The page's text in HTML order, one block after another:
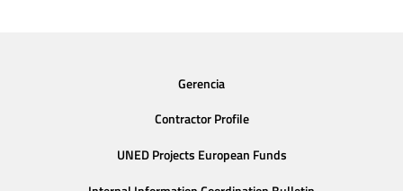
Gerencia
Contractor Profile
UNED Projects European Funds